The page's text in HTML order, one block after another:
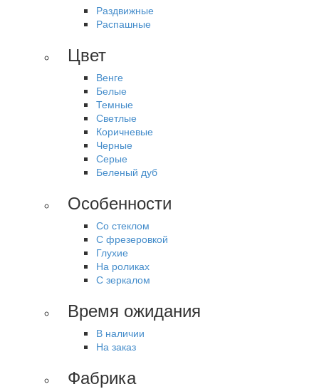
Раздвижные
Распашные
Цвет
Венге
Белые
Темные
Светлые
Коричневые
Черные
Серые
Беленый дуб
Особенности
Со стеклом
С фрезеровкой
Глухие
На роликах
С зеркалом
Время ожидания
В наличии
На заказ
Фабрика